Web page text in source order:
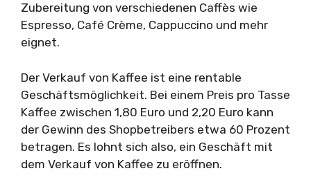
Zubereitung von verschiedenen Caffès wie
Espresso, Café Crème, Cappuccino und mehr
eignet.
Der Verkauf von Kaffee ist eine rentable
Geschäftsmöglichkeit. Bei einem Preis pro Tasse
Kaffee zwischen 1,80 Euro und 2,20 Euro kann
der Gewinn des Shopbetreibers etwa 60 Prozent
betragen. Es lohnt sich also, ein Geschäft mit
dem Verkauf von Kaffee zu eröffnen.